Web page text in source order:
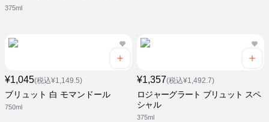
375ml
¥1,045(税込¥1,149.5)
ブリュット 白 モマンドール
750ml
¥1,357(税込¥1,492.7)
ロジャーグラート ブリュット スペ
シャル
375ml